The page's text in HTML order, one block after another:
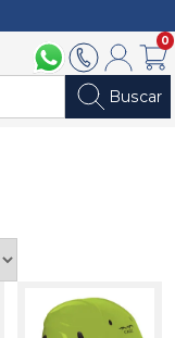
094 211 1122902 2902Mi cuenta
0
Buscar